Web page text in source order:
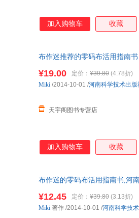
加入购物车 收藏
布作迷推荐的零码布活用指南
¥19.00 定价： ¥39.80 (4.78折)
天宇阁图书专营店
Miki /2014-10-01 /河南科学技术出版
加入购物车 收藏
布作迷的零码布活用指南书,河
13284178503
¥12.45 定价： ¥39.80 (3.13折)
Miki 著作 /2014-10-01 /河南科学技